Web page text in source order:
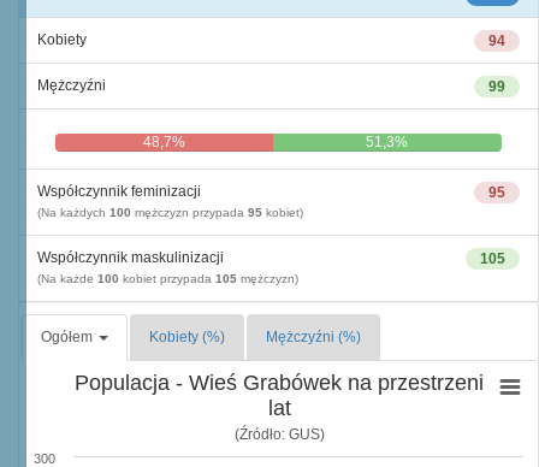
94
Kobiety
99
Mężczyźni
48,7% 51,3%
95
Współczynnik feminizacji
(Na każdych 100 mężczyzn przypada 95 kobiet)
105
Współczynnik maskulinizacji
(Na każde 100 kobiet przypada 105 mężczyzn)
Ogółem Kobiety (%) Mężczyźni (%)
Populacja - Wieś Grabówek na przestrzeni
lat
(Źródło: GUS)
300